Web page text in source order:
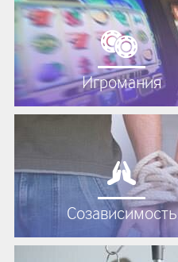
Игромания
Созависимость